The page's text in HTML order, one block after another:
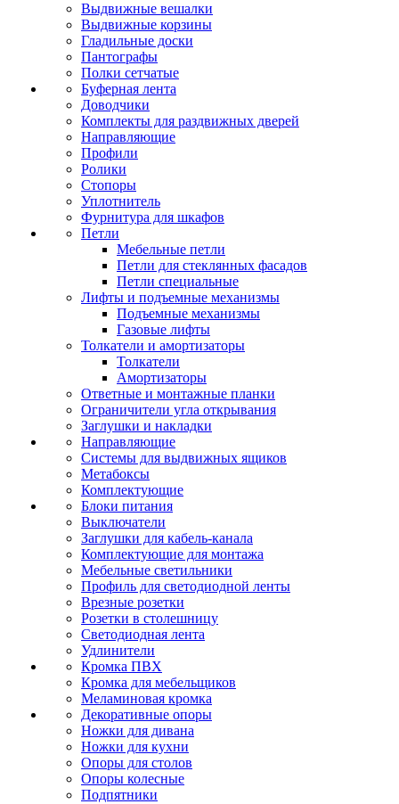
Выдвижные вешалки
Выдвижные корзины
Гладильные доски
Пантографы
Полки сетчатые
Буферная лента
Доводчики
Комплекты для раздвижных дверей
Направляющие
Профили
Ролики
Стопоры
Уплотнитель
Фурнитура для шкафов
Петли
Мебельные петли
Петли для стеклянных фасадов
Петли специальные
Лифты и подъемные механизмы
Подъемные механизмы
Газовые лифты
Толкатели и амортизаторы
Толкатели
Амортизаторы
Ответные и монтажные планки
Ограничители угла открывания
Заглушки и накладки
Направляющие
Системы для выдвижных ящиков
Метабоксы
Комплектующие
Блоки питания
Выключатели
Заглушки для кабель-канала
Комплектующие для монтажа
Мебельные светильники
Профиль для светодиодной ленты
Врезные розетки
Розетки в столешницу
Светодиодная лента
Удлинители
Кромка ПВХ
Кромка для мебельщиков
Меламиновая кромка
Декоративные опоры
Ножки для дивана
Ножки для кухни
Опоры для столов
Опоры колесные
Подпятники